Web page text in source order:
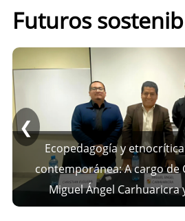
Futuros
Ecopedagogía y
contemporánea: A cargo de
Miguel Ángel Carhuaricra
❮